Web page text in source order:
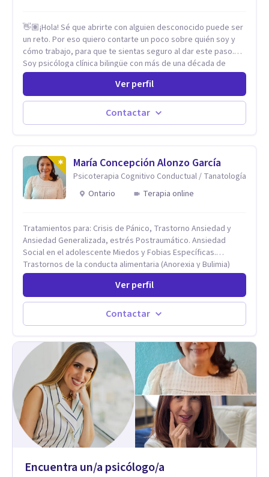
👋🏽¡Hola! Sé que abrirte con alguien desconocido puede ser
un reto. Por eso quiero contarte un poco sobre quién soy y
cómo trabajo, para que te sientas seguro al dar este paso.
Soy psicóloga clínica bilingüe con más de una década de
experiencia. He dictado conferencias, escrito artículos y
ejercido como profesora universitaria. Un dato curioso: he
vivido en varios países y conozco de primera mano lo que
significa ser migrante, adaptarse a los cambios y empezar de
nuevo.
Ver perfil
Contactar
María Concepción Alonzo García
Psicoterapia Cognitivo Conductual / Tanatología
Ontario
Terapia online
Tratamientos para: Crisis de Pánico, Trastorno Ansiedad y
Ansiedad Generalizada, estrés Postraumático. Ansiedad
Social en el adolescente Miedos y Fobias Específicas.
Trastornos de la conducta alimentaria (Anorexia y Bulimia)
Modificación conductas no deseadas. Impulsividad,
conductas obsesivas, compulsividad. Trastorno obsesivo
compulsivo. Tratamiento Eficaz para la Depresión (AC)
Evaluación, contención e intervención en riesgo Suicida
Conductas autolesivas en el adolescente. Problemas con el
Mindfulness. Estimulación temprana, Establecimiento del
vínculo del Apego Seguro. Orientación sexual,
Acompañamiento Tanatológico. Cuidados paliativos en
enfermedades crónicas.
Ver perfil
Contactar
Encuentra un/a psicólogo/a